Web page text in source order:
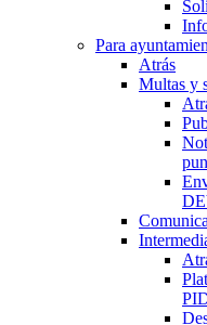
Para
Atrás
Multas y